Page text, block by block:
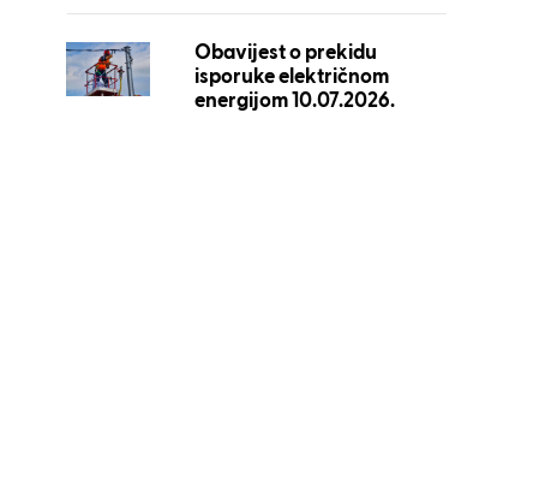
Obavijest o prekidu
isporuke električnom
energijom 10.07.2026.